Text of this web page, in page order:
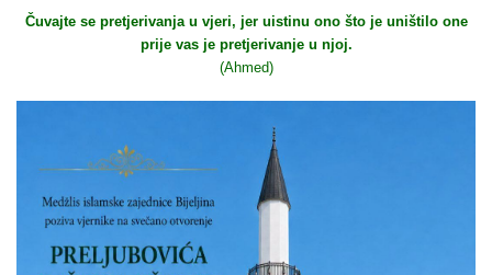
Čuvajte se pretjerivanja u vjeri, jer uistinu ono što je uništilo one
prije vas je pretjerivanje u njoj.
(Ahmed)